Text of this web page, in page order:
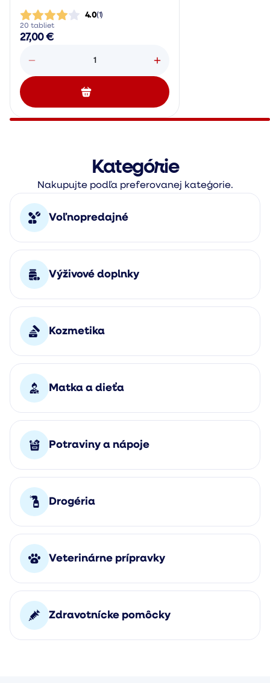
4.0(1)
20 tabliet
27,00 €
1
Kategórie
Nakupujte podľa preferovanej kateģorie.
Voľnopredajné
Výživové doplnky
Kozmetika
Matka a dieťa
Potraviny a nápoje
Drogéria
Veterinárne prípravky
Zdravotnícke pomôcky